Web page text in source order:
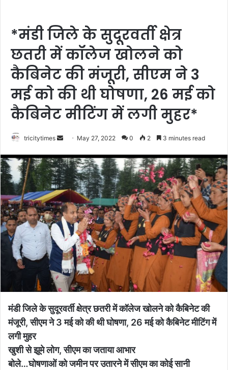
*मंडी जिले के सुदूरवर्ती क्षेत्र
छतरी में कॉलेज खोलने को
कैबिनेट की मंजूरी, सीएम ने 3
मई को की थी घोषणा, 26 मई को
कैबिनेट मीटिंग में लगी मुहर*
tricitytimes
Send
email
May 27, 2022 0 2 3 minutes read
मंडी जिले के सुदूरवर्ती क्षेत्र छतरी में कॉलेज खोलने को कैबिनेट की
मंजूरी, सीएम ने 3 मई को की थी घोषणा, 26 मई को कैबिनेट मीटिंग में
लगी मुहर
खुशी से झूमे लोग, सीएम का जताया आभार
बोले…घोषणाओं को जमीन पर उतारने में सीएम का कोई सानी